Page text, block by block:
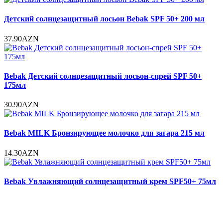
Детский солнцезащитный лосьон Bebak SPF 50+ 200 мл
37.90AZN
Bebak Детский солнцезащитный лосьон-спрей SPF 50+
175мл
30.90AZN
Bebak MILK Бронзирующее молочко для загара 215 мл
14.30AZN
Bebak Увлажняющий солнцезащитный крем SPF50+ 75мл